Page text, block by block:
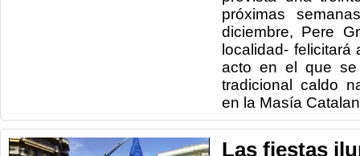
próximas
diciembre, Pere
localidad-
acto en el que se
tradicional caldo
en la Masía
Las fiestas